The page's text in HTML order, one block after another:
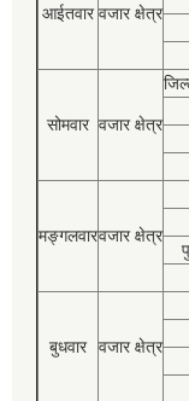
आईतवार वजार क्षेत्र
सोमवार वजार क्षेत्र
मङ्गलवारवजार क्षेत्र
बुधवार वजार क्षेत्र